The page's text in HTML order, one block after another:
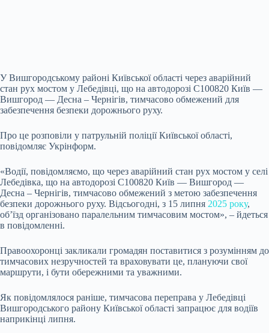
У Вишгородському районі Київської області через аварійний
стан рух мостом у Лебедівці, що на автодорозі С100820 Київ —
Вишгород — Десна – Чернігів, тимчасово обмежений для
забезпечення безпеки дорожнього руху.
Про це розповіли у патрульній поліції Київської області,
повідомляє Укрінформ.
«Водії, повідомляємо, що через аварійний стан рух мостом у селі
Лебедівка, що на автодорозі С100820 Київ — Вишгород —
Десна – Чернігів, тимчасово обмежений з метою забезпечення
безпеки дорожнього руху. Відсьогодні, з 15 липня 2025 року,
обʼїзд організовано паралельним тимчасовим мостом», – йдеться
в повідомленні.
Правоохоронці закликали громадян поставитися з розумінням до
тимчасових незручностей та враховувати це, плануючи свої
маршрути, і бути обережними та уважними.
Як повідомлялося раніше, тимчасова переправа у Лебедівці
Вишгородського району Київської області запрацює для водіїв
наприкінці липня.